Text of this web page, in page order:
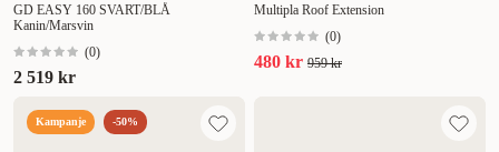
GD EASY 160 SVART/BLÅ
Kanin/Marsvin
(0)
2 519 kr
Multipla Roof Extension
(0)
480 kr 959 kr
Kampanje -50%